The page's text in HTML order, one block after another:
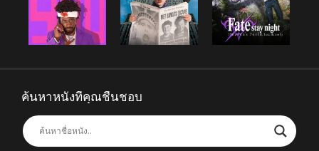
ค้นหาหนังที่คุณชื่นชอบ